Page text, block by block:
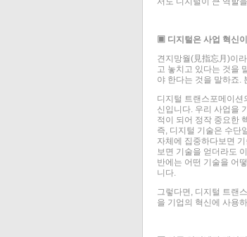
▣ 디지털은 사업 혁신
견지망월(見指忘月)이
고 놓치고 있다는 것을
야 한다는 것을 말하죠.
디지털 트랜스포메이션
신입니다. 우리 사업을
적이 되어 정작 중요한
즉, 디지털 기술은 수단
자체에 집중하다보면
보면 기술을 얻더라도
반에는 어떤 기술을 어
니다.
그렇다면, 디지털 트랜
을 기업의 혁신에 사용